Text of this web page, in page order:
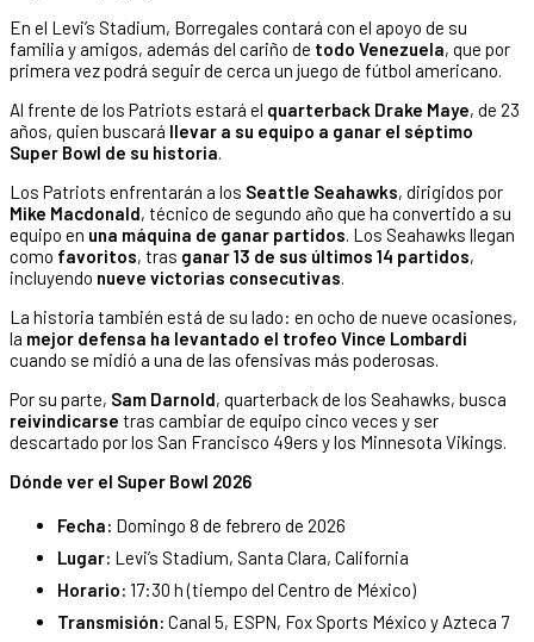
En el Levi’s Stadium, Borregales contará con el apoyo de su
familia y amigos, además del cariño de todo Venezuela, que por
primera vez podrá seguir de cerca un juego de fútbol americano.
Al frente de los Patriots estará el quarterback Drake Maye, de 23
años, quien buscará llevar a su equipo a ganar el séptimo
Super Bowl de su historia.
Los Patriots enfrentarán a los Seattle Seahawks, dirigidos por
Mike Macdonald, técnico de segundo año que ha convertido a su
equipo en una máquina de ganar partidos. Los Seahawks llegan
como favoritos, tras ganar 13 de sus últimos 14 partidos,
incluyendo nueve victorias consecutivas.
La historia también está de su lado: en ocho de nueve ocasiones,
la mejor defensa ha levantado el trofeo Vince Lombardi
cuando se midió a una de las ofensivas más poderosas.
Por su parte, Sam Darnold, quarterback de los Seahawks, busca
reivindicarse tras cambiar de equipo cinco veces y ser
descartado por los San Francisco 49ers y los Minnesota Vikings.
Dónde ver el Super Bowl 2026
Fecha: Domingo 8 de febrero de 2026
Lugar: Levi’s Stadium, Santa Clara, California
Horario: 17:30 h (tiempo del Centro de México)
Transmisión: Canal 5, ESPN, Fox Sports México y Azteca 7